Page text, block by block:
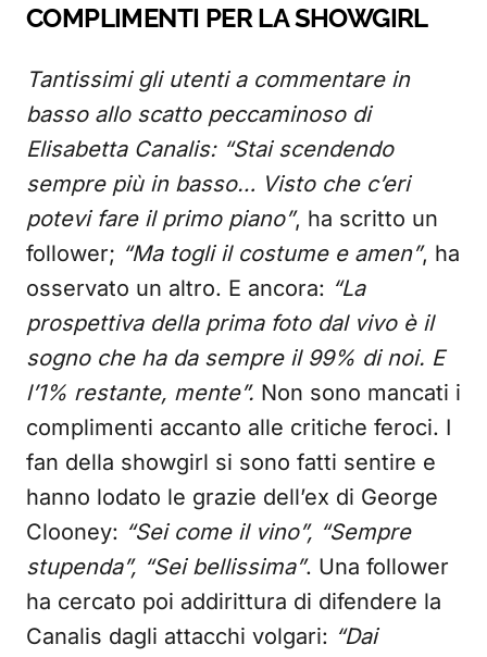
COMPLIMENTI PER LA SHOWGIRL
Tantissimi gli utenti a commentare in
basso allo scatto peccaminoso di
Elisabetta Canalis: “Stai scendendo
sempre più in basso… Visto che c’eri
potevi fare il primo piano”, ha scritto un
follower; “Ma togli il costume e amen”, ha
osservato un altro. E ancora: “La
prospettiva della prima foto dal vivo è il
sogno che ha da sempre il 99% di noi. E
l’1% restante, mente”. Non sono mancati i
complimenti accanto alle critiche feroci. I
fan della showgirl si sono fatti sentire e
hanno lodato le grazie dell’ex di George
Clooney: “Sei come il vino”, “Sempre
stupenda”, “Sei bellissima”. Una follower
ha cercato poi addirittura di difendere la
Canalis dagli attacchi volgari: “Dai